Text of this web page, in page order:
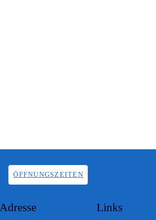
ÖFFNUNGSZEITEN
Adresse Links